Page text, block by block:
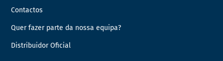
Contactos
Quer fazer parte da nossa equipa?
Distribuidor Oficial